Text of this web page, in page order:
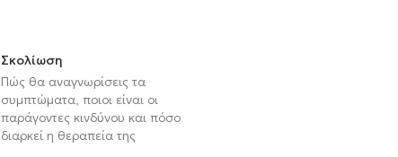
Σκολίωση
Πώς θα αναγνωρίσεις τα
συμπτώματα, ποιοι είναι οι
παράγοντες κινδύνου και πόσο
διαρκεί η θεραπεία της